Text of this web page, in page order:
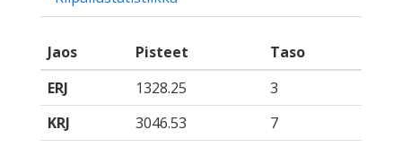
Jaos Pisteet
Taso
ERJ
1328.25
3
KRJ
3046.53
7